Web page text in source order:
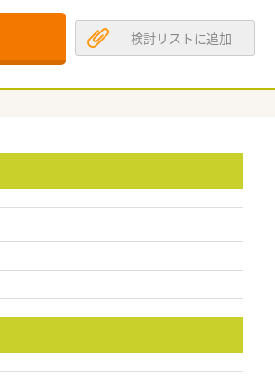
検討リストに追加